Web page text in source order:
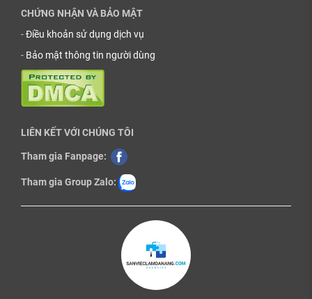
CHỨNG NHẬN VÀ BẢO MẬT
-Điều khoản sử dụng dịch vụ
- Bảo mật thông tin người dùng
LIÊN KẾT VỚI CHÚNG TÔI
Tham gia Fanpage:
Tham gia Group Zalo: